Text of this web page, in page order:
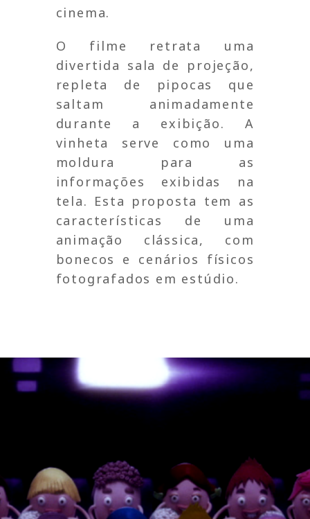
cinema.
O filme retrata uma
divertida sala de projeção,
repleta de pipocas que
saltam animadamente
durante a exibição. A
vinheta serve como uma
moldura para as
informações exibidas na
tela. Esta proposta tem as
características de uma
animação clássica, com
bonecos e cenários físicos
fotografados em estúdio.